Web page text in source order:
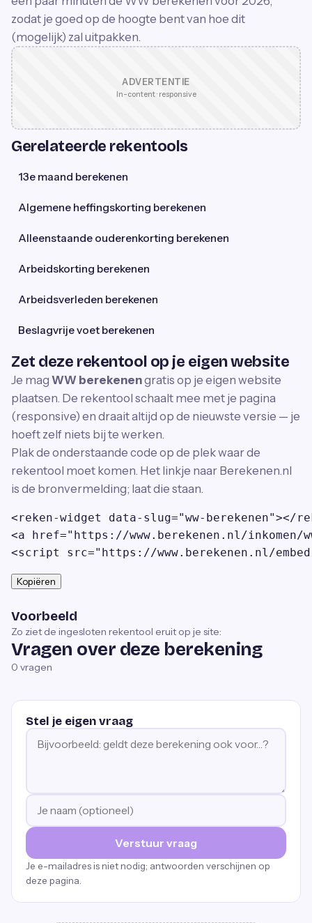
zodat je goed op de hoogte bent van hoe dit
(mogelijk) zal uitpakken.
ADVERTENTIE
In-content · responsive
Gerelateerde rekentools
13e maand berekenen
Algemene heffingskorting berekenen
Alleenstaande ouderenkorting berekenen
Arbeidskorting berekenen
Arbeidsverleden berekenen
Beslagvrije voet berekenen
Zet deze rekentool op je eigen website
Je mag WW berekenengratis op je eigen website
plaatsen. De rekentool schaalt mee met je pagina
(responsive) en draait altijd op de nieuwste versie — je
hoeft zelf niets bij te werken.
Plak de onderstaande code op de plek waar de
rekentool moet komen. Het linkje naar Berekenen.nl
is de bronvermelding; laat die staan.
<reken-widget data-slug="ww-berekenen"></
<a href="https://www.berekenen.nl/inkomen/
<script src="https://www.berekenen.nl/
Kopiëren
Voorbeeld
Zo ziet de ingesloten rekentool eruit op je site:
Vragen over deze berekening
0 vragen
Stel je eigen vraag
Verstuur vraag
Je e-mailadres is niet nodig; antwoorden verschijnen op
deze pagina.